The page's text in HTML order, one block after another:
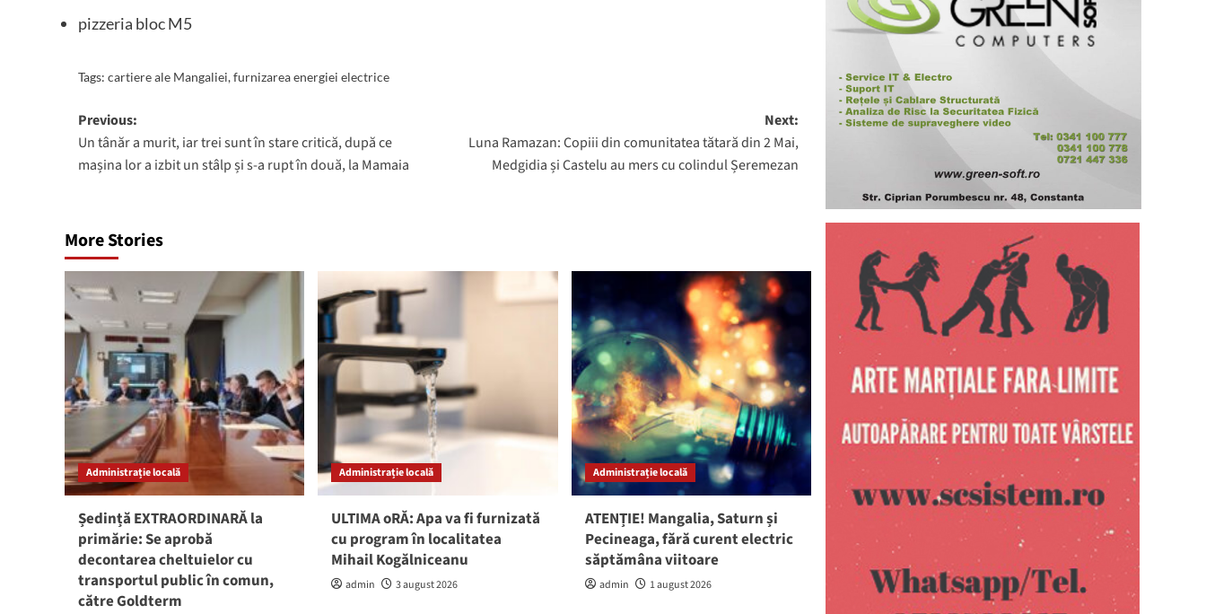
pizzeria bloc M5
Tags: cartiere ale Mangaliei,furnizarea energiei electrice
Post
navigation
Previous:
Un tânăr a murit, iar trei sunt în stare critică, după ce
mașina lor a izbit un stâlp și s-a rupt în două, la Mamaia
Next:
Luna Ramazan: Copiii din comunitatea tătară din 2 Mai,
Medgidia și Castelu au mers cu colindul Șeremezan
More Stories
Administrație locală
Ședință EXTRAORDINARĂ la
primărie: Se aprobă
decontarea cheltuielor cu
transportul public în comun,
către Goldterm
Administrație locală
ULTIMA oRĂ: Apa va fi furnizată
cu program în localitatea
Mihail Kogălniceanu
admin 3 august 2026
Administrație locală
ATENȚIE! Mangalia, Saturn și
Pecineaga, fără curent electric
săptămâna viitoare
admin 1 august 2026